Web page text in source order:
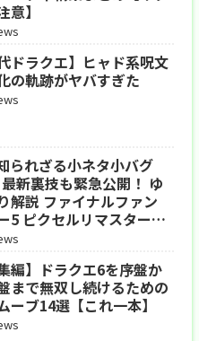
意】
代ドラクエ】ヒャド系呪文
の軌跡がヤバすぎた
られざる小ネタ小バグ
新裏技も緊急公開！ ゆ
解説 ファイナルファン
5 ピクセルリマスター
ンス
編】ドラクエ6を序盤か
まで無双し続けるための
ーブ14選【これ一本】